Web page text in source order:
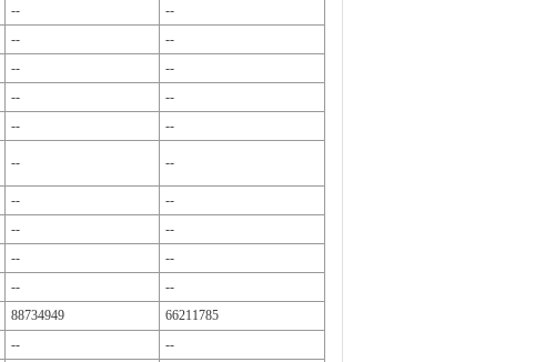
--
--
--
--
--
--
--
--
--
--
-- --
--
--
--
--
--
--
--
--
88734949
66211785
--
--